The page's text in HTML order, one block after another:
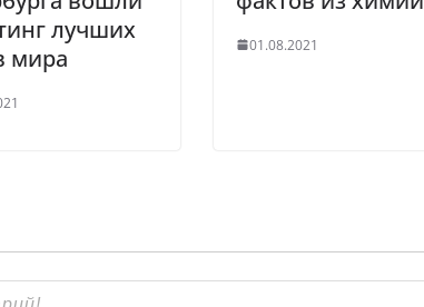
лучших
мира
01.08.2021